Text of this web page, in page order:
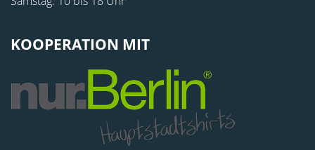
KOOPERATION MIT